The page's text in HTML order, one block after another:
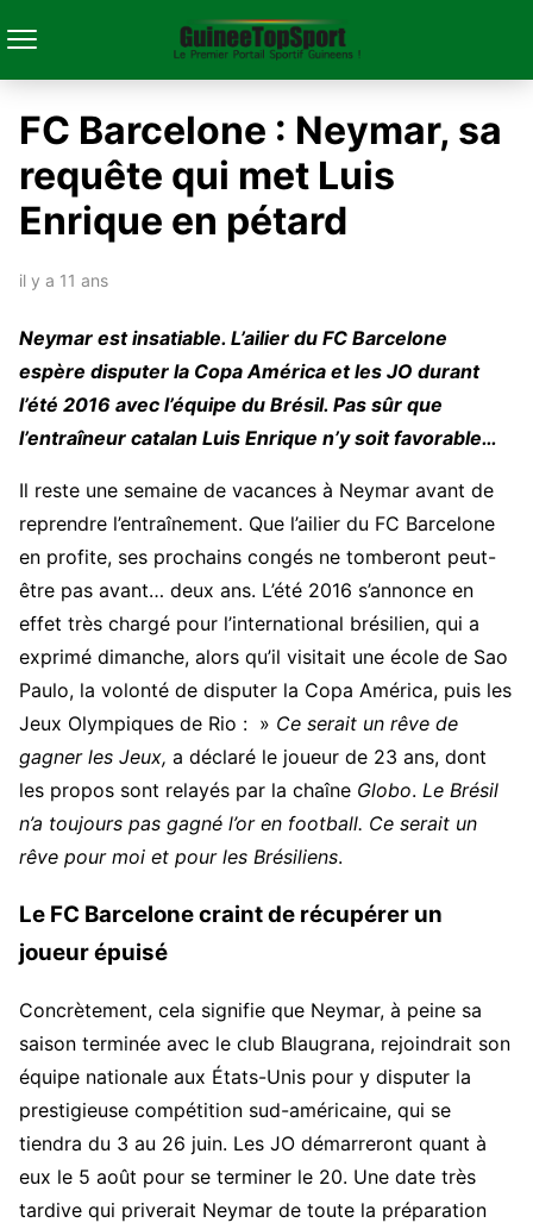
FC Barcelone : Neymar, sa
requête qui met Luis
Enrique en pétard
il y a 11 ans
Neymar est insatiable. L’ailier du FC Barcelone
espère disputer la Copa América et les JO durant
l’été 2016 avec l’équipe du Brésil. Pas sûr que
l’entraîneur catalan Luis Enrique n’y soit favorable…
Il reste une semaine de vacances à Neymar avant de
reprendre l’entraînement. Que l’ailier du FC Barcelone
en profite, ses prochains congés ne tomberont peut-
être pas avant… deux ans. L’été 2016 s’annonce en
effet très chargé pour l’international brésilien, qui a
exprimé dimanche, alors qu’il visitait une école de Sao
Paulo, la volonté de disputer la Copa América, puis les
Jeux Olympiques de Rio : » Ce serait un rêve de
gagner les Jeux, a déclaré le joueur de 23 ans, dont
les propos sont relayés par la chaîne Globo. Le Brésil
n’a toujours pas gagné l’or en football. Ce serait un
rêve pour moi et pour les Brésiliens.
Le FC Barcelone craint de récupérer un
joueur épuisé
Concrètement, cela signifie que Neymar, à peine sa
saison terminée avec le club Blaugrana, rejoindrait son
équipe nationale aux États-Unis pour y disputer la
prestigieuse compétition sud-américaine, qui se
tiendra du 3 au 26 juin. Les JO démarreront quant à
eux le 5 août pour se terminer le 20. Une date très
tardive qui priverait Neymar de toute la préparation